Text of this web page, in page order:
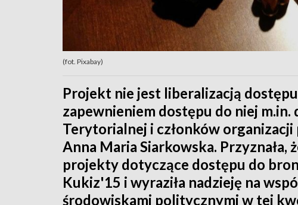
(fot. Pixabay)
Projekt nie jest liberalizacją
zapewnieniem dostępu do niej m.in.
Terytorialnej i członków
Anna Maria Siarkowska. Przyznała,
projekty dotyczące dostępu do
Kukiz'15 i wyraziła nadzieję na
środowiskami politycznymi w tej